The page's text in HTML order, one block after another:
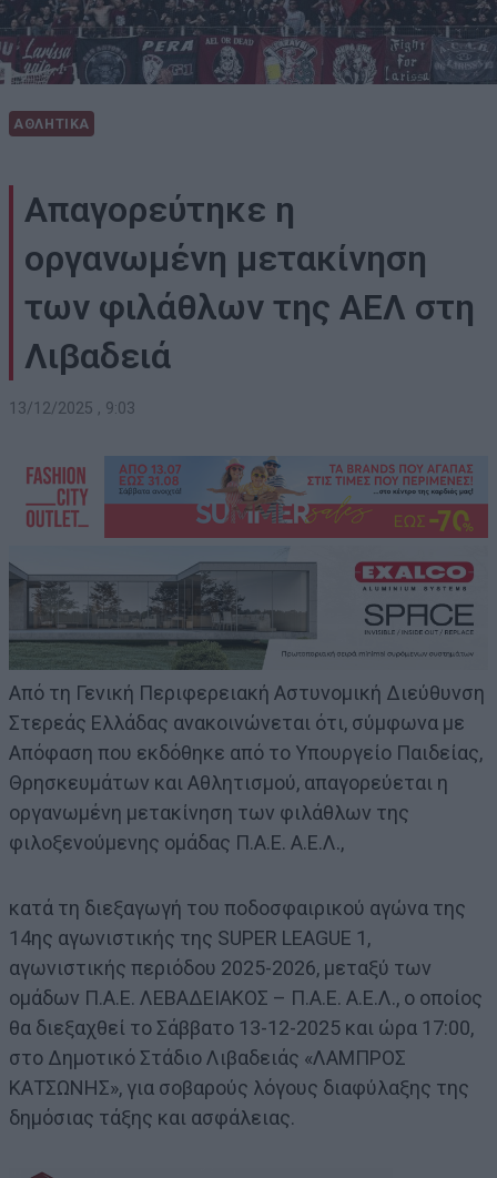
ΑΘΛΗΤΙΚΑ
Απαγορεύτηκε η
οργανωμένη μετακίνηση
των φιλάθλων της ΑΕΛ στη
Λιβαδειά
13/12/2025 , 9:03
Από τη Γενική Περιφερειακή Αστυνομική Διεύθυνση
Στερεάς Ελλάδας ανακοινώνεται ότι, σύμφωνα με
Απόφαση που εκδόθηκε από το Υπουργείο Παιδείας,
Θρησκευμάτων και Αθλητισμού, απαγορεύεται η
οργανωμένη μετακίνηση των φιλάθλων της
φιλοξενούμενης ομάδας Π.Α.Ε. Α.Ε.Λ.,
κατά τη διεξαγωγή του ποδοσφαιρικού αγώνα της
14ης αγωνιστικής της SUPER LEAGUE 1,
αγωνιστικής περιόδου 2025-2026, μεταξύ των
ομάδων Π.Α.Ε. ΛΕΒΑΔΕΙΑΚΟΣ – Π.Α.Ε. Α.Ε.Λ., ο οποίος
θα διεξαχθεί το Σάββατο 13-12-2025 και ώρα 17:00,
στο Δημοτικό Στάδιο Λιβαδειάς «ΛΑΜΠΡΟΣ
ΚΑΤΣΩΝΗΣ», για σοβαρούς λόγους διαφύλαξης της
δημόσιας τάξης και ασφάλειας.